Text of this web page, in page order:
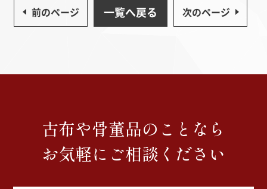
前のページ 一覧へ戻る 次のページ
古布や骨董品のことなら
お気軽にご相談ください